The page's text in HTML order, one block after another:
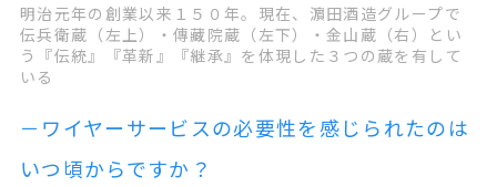
明治元年の創業以来１５０年。現在、濵田酒造グループで
伝兵衛蔵（左上）・傳藏院蔵（左下）・金山蔵（右）とい
う『伝統』『革新』『継承』を体現した３つの蔵を有して
いる
－ワイヤーサービスの必要性を感じられたのは
いつ頃からですか？